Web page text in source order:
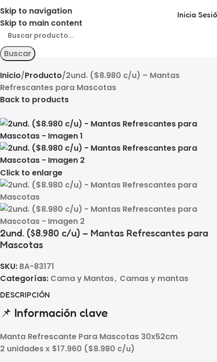
Skip to navigation
Skip to main content
Inicia
Buscar
Inicio Producto 2und. ($8.980 c/u) – Mantas
Refrescantes para Mascotas
Back to products
Click to enlarge
2und. ($8.980 c/u) – Mantas Refrescantes para
Mascotas
SKU: BA-83171
Categorías: Cama y Mantas, Camas y mantas
DESCRIPCIÓN
📌 Información clave
Manta Refrescante Para Mascotas 30x52cm
2 unidades x $17.960 ($8.980 c/u)